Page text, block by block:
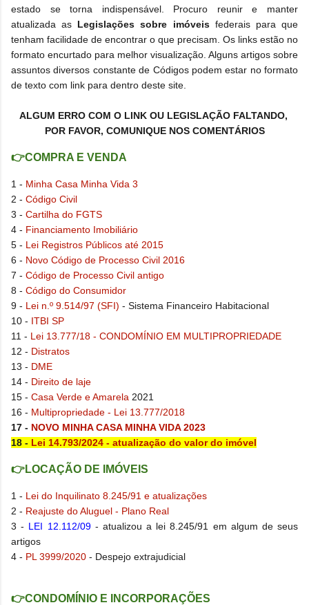
estado se torna indispensável.
Procuro reunir e manter
atualizada as Legislações sobre imóveisfederais para que
tenham facilidade de encontrar o que precisam. Os links estão no
formato encurtado para melhor visualização. Alguns artigos sobre
assuntos diversos constante de Códigos podem estar no formato
de texto com link para dentro deste site.
ALGUM ERRO COM O LINK OU LEGISLAÇÃO FALTANDO,
POR FAVOR, COMUNIQUE NOS COMENTÁRIOS
👉COMPRA E VENDA
1 - Minha Casa Minha Vida 3
2 - Código Civil
3 - Cartilha do FGTS
4 - Financiamento Imobiliário
5 - Lei Registros Públicos até 2015
6 - Novo Código de Processo Civil 2016
7 - Código de Processo Civil antigo
8 - Código do Consumidor
9 - Lei n.º 9.514/97 (SFI) - Sistema Financeiro Habitacional
10 - ITBI SP
11 - Lei 13.777/18 - CONDOMÍNIO EM MULTIPROPRIEDADE
12 - Distratos
13 - DME
14 - Direito de laje
15 - Casa Verde e Amarela 2021
16 - Multipropriedade - Lei 13.777/2018
17 - NOVO MINHA CASA MINHA VIDA 2023
18 - Lei 14.793/2024 - atualização do valor do imóvel
👉LOCAÇÃO DE IMÓVEIS
1 - Lei do Inquilinato 8.245/91 e atualizações
2 - Reajuste do Aluguel - Plano Real
3 - LEI 12.112/09- atualizou a lei 8.245/91 em algum de seus
artigos
4 - PL 3999/2020 - Despejo extrajudicial
👉CONDOMÍNIO E INCORPORAÇÕES